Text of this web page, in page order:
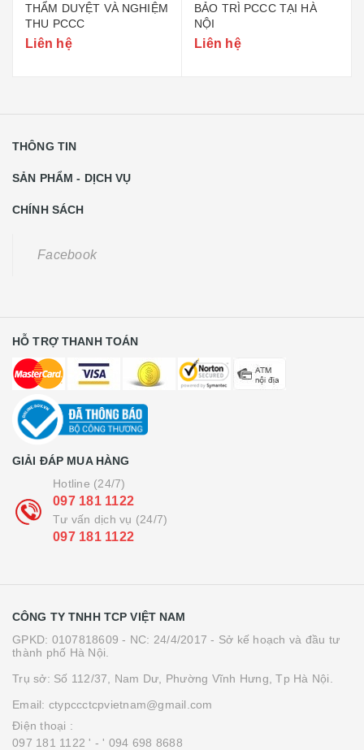
THẨM DUYỆT VÀ NGHIỆM
THU PCCC
Liên hệ
BẢO TRÌ PCCC TẠI HÀ
NỘI
Liên hệ
THÔNG TIN
SẢN PHẨM - DỊCH VỤ
CHÍNH SÁCH
Facebook
HỖ TRỢ THANH TOÁN
GIẢI ĐÁP MUA HÀNG
Hotline (24/7)
097 181 1122
Tư vấn dịch vụ (24/7)
097 181 1122
CÔNG TY TNHH TCP VIỆT NAM
GPKD: 0107818609 - NC: 24/4/2017 - Sở kế hoạch và đầu tư
thành phố Hà Nội.
Trụ sở: Số 112/37, Nam Dư, Phường Vĩnh Hưng, Tp Hà Nội.
Email: ctypccctcpvietnam@gmail.com
Điện thoại :
097 181 1122 ' - ' 094 698 8688